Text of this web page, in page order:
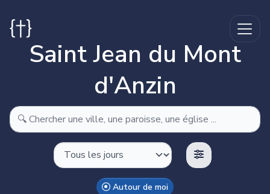
Saint Jean du Mont
d'Anzin
Autour de moi